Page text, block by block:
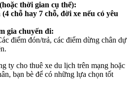
thời gian cụ thể):
chỗ hay 7 chỗ, đời xe nếu có yêu
gia chuyến đi:
điểm đón/trả, các điểm dừng chân dự
ty cho thuê xe du lịch trên mạng hoặc
bạn bè để có những lựa chọn tốt